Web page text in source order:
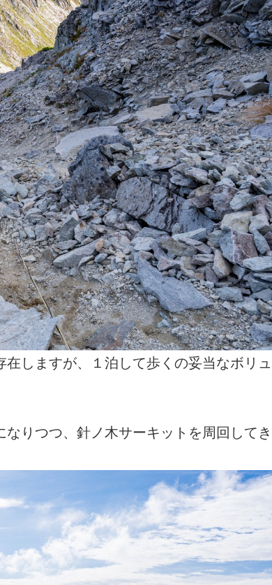
しますが、１泊して歩くの妥当なボリュ
りつつ、針ノ木サーキットを周回してき